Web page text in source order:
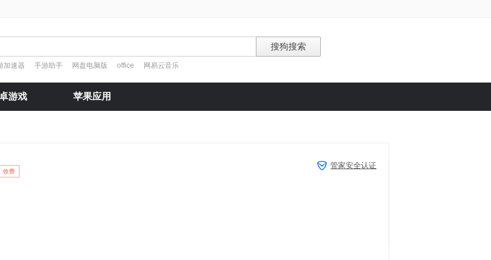
加速器 手游助手 网盘电脑版 office 网易云音乐
游戏 苹果应用
收费
管家安全认证